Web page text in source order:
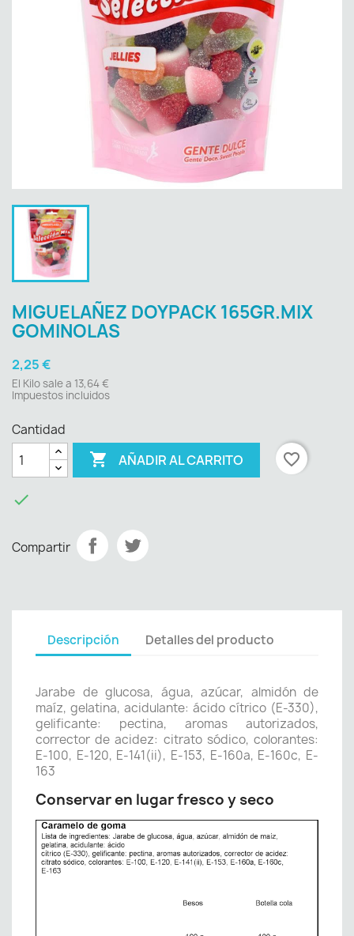
MIGUELAÑEZ DOYPACK 165GR.MIX
GOMINOLAS
2,25 €
El Kilo sale a 13,64 €
Impuestos incluidos
Cantidad
 AÑADIR AL CARRITO favorite_border

Compartir
Descripción Detalles del producto
Jarabe de glucosa, água, azúcar, almidón de
maíz, gelatina, acidulante: ácido cítrico (E-330),
gelificante: pectina, aromas autorizados,
corrector de acidez: citrato sódico, colorantes:
E-100, E-120, E-141(ii), E-153, E-160a, E-160c, E-
163
Conservar en lugar fresco y seco